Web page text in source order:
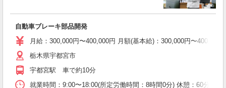
自動車ブレーキ部品開発
月給：300,000円〜400,000円 月額(基本給)：300,000円〜
栃木県宇都宮市
宇都宮駅 車で約10分
就業時間：9:00〜18:00(所定労働時間：8時間0分) 休憩：60分 時